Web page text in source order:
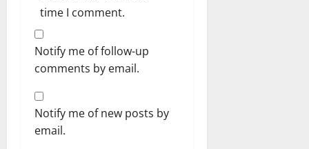
time I comment.
Notify me of follow-up
comments by email.
Notify me of new posts by
email.